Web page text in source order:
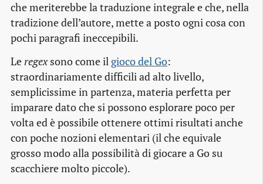
che meriterebbe la traduzione integrale e che, nella
tradizione dell’autore, mette a posto ogni cosa con
pochi paragrafi ineccepibili.
Leregexsono come il gioco del Go:
straordinariamente difficili ad alto livello,
semplicissime in partenza, materia perfetta per
imparare dato che si possono esplorare poco per
volta ed è possibile ottenere ottimi risultati anche
con poche nozioni elementari (il che equivale
grosso modo alla possibilità di giocare a Go su
scacchiere molto piccole).